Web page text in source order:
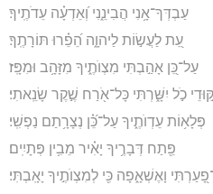
עַבְדְּךָ־אָ֥נִי הֲבִינֵ֑נִי וְ֝אֵדְעָ֗ה עֵדֹתֶֽיךָ׃
עֵ֭ת לַעֲשׂ֣וֹת לַיהוָ֑ה הֵ֝פֵ֗רוּ תּוֹרָתֶֽךָ׃
עַל־כֵּ֭ן אָהַ֣בְתִּי מִצְוֺתֶ֑יךָ מִזָּהָ֥ב וּמִפָּֽז׃
כֹ֣ל יִשָּׁ֑רְתִּי כָּל־אֹ֖רַח שֶׁ֣קֶר שָׂנֵֽאתִי׃
פְּלָא֥וֹת עֵדְוֺתֶ֑יךָ עַל־כֵּ֝֗ן נְצָרָ֥תַם נַפְשִֽׁי׃
פֵּ֖תַח דְּבָרֶ֥יךָ יָאִ֗יר מֵבִ֥ין פְּתָיִֽים׃
וָאֶשְׁאָ֑פָה כִּ֖י לְמִצְוֺתֶ֣יךָ יָאָֽבְתִּי׃